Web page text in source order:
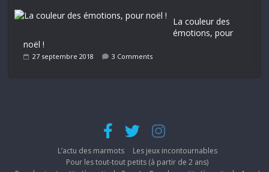
La couleur des
émotions, pour
noël !
27 septembre 2018 3 Comments
L’actu des marmots
Les jeux incontournables
Pour les tout-tout petits (à partir de 2 ans)